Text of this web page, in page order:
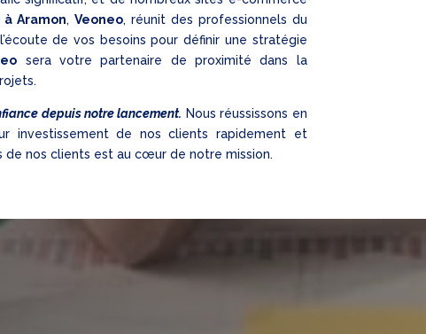
à Aramon, Veoneo, réunit des professionnels du
de vos besoins pour définir une stratégie
sera votre partenaire de proximité dans la
depuis notre lancement. Nous réussissons en
investissement de nos clients rapidement et
de nos clients est au cœur de notre mission.